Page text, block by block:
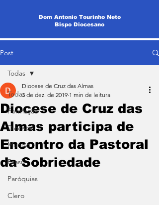
Dom Antonio Tourinho Neto
Bispo Diocesano
Post
Todas
Formação
Diocese
Mundo
Brasil
Paróquias
Clero
Todas
Diocese de Cruz das
Almas participa de
Encontro da Pastoral
da Sobriedade
Diocese de Cruz das Almas
3 de dez. de 2019 1 min de leitura